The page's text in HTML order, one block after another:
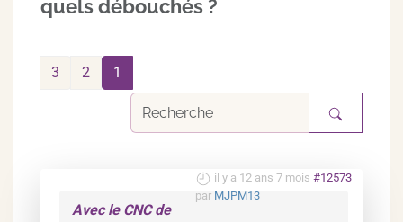
quels débouchés ?
1
2
3
il y a 12 ans 7 mois #12573
par MJPM13
Avec le CNC de